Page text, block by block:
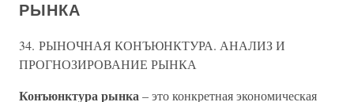
РЫНКА
34. РЫНОЧНАЯ КОНЪЮНКТУРА. АНАЛИЗ И
ПРОГНОЗИРОВАНИЕ РЫНКА
Конъюнктура рынка– это конкретная экономическая